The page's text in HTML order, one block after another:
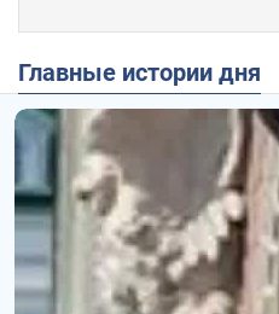
Главные истории дня